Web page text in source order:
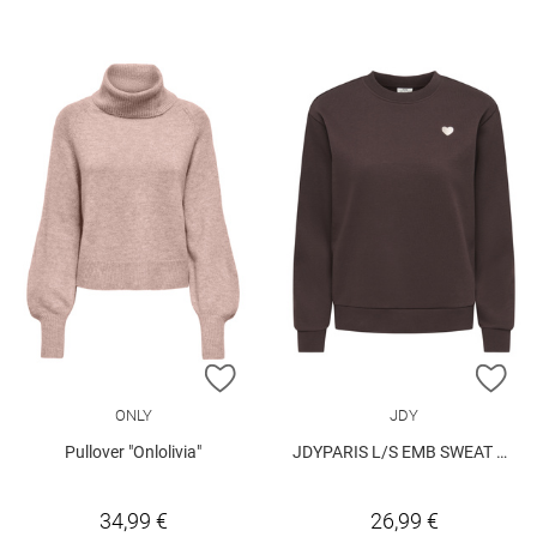
ZUR WUNSCHLISTE HINZUFÜGEN
ONLY
Pullover "Onlolivia"
34,99 €
JDY
JDYPARIS L/S EMB SWEAT JRS
26,99 €